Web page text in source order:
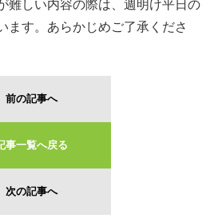
難しい内容の際は、週明け平日の
ます。あらかじめご了承くださ
前の記事へ
事一覧へ戻る
次の記事へ